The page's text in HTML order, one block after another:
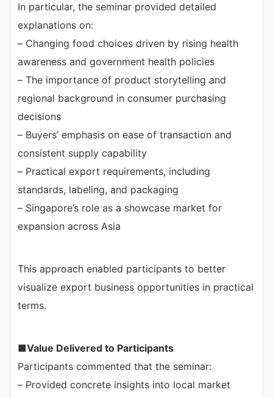
In particular, the seminar provided detailed
explanations on:
– Changing food choices driven by rising health
awareness and government health policies
– The importance of product storytelling and
regional background in consumer purchasing
decisions
– Buyers’ emphasis on ease of transaction and
consistent supply capability
– Practical export requirements, including
standards, labeling, and packaging
– Singapore’s role as a showcase market for
expansion across Asia
This approach enabled participants to better
visualize export business opportunities in practical
terms.
■Value Delivered to Participants
Participants commented that the seminar:
– Provided concrete insights into local market